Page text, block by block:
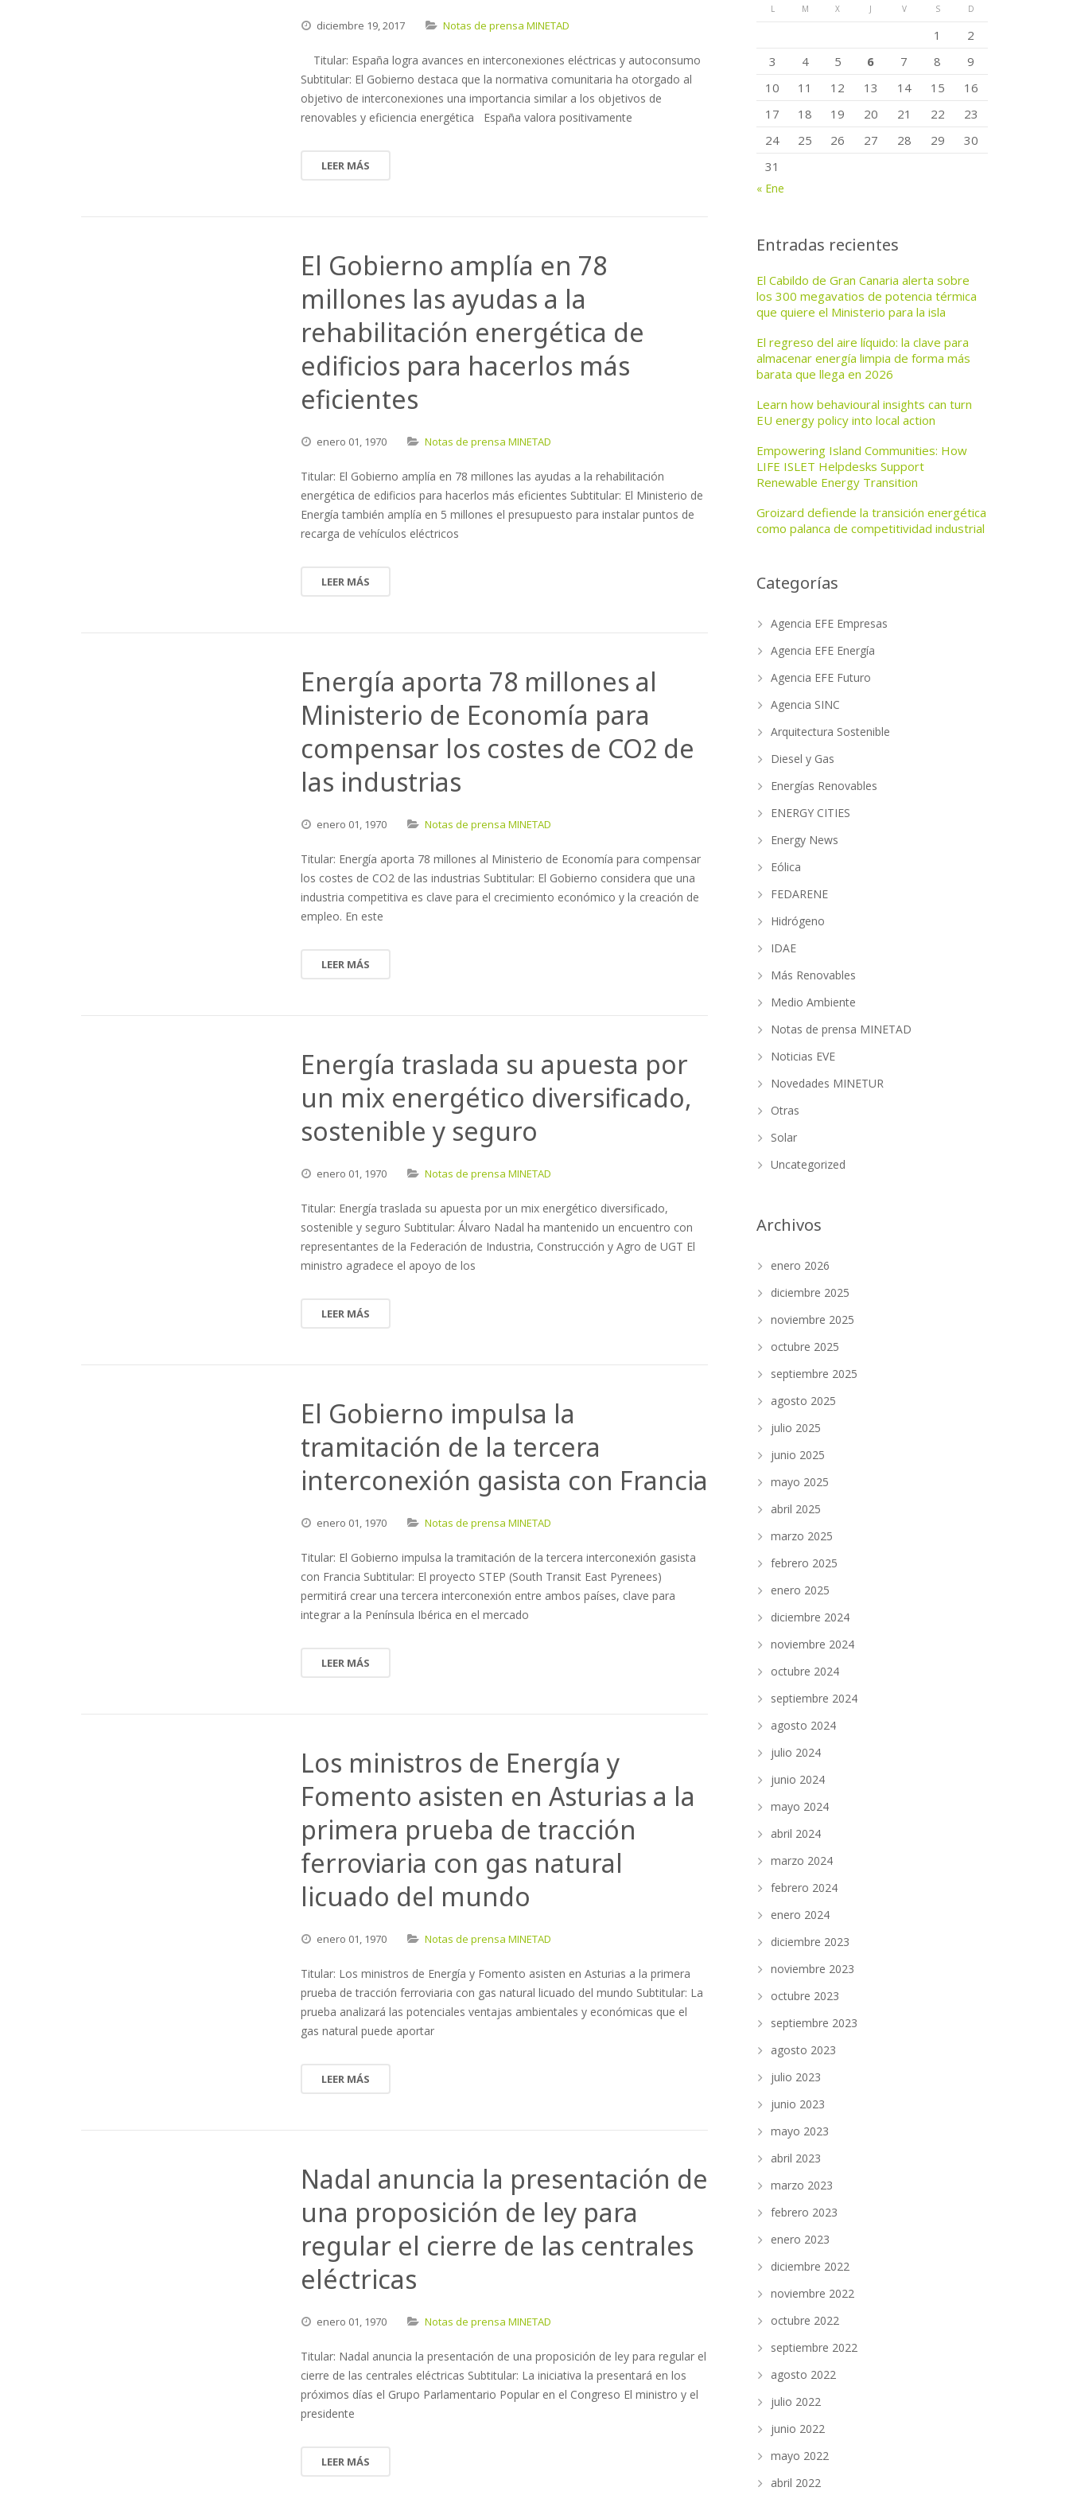
diciembre 19,2017 Notas de prensa MINETAD
Titular: España logra avances en interconexiones eléctricas y autoconsumo
Subtitular: El Gobierno destaca que la normativa comunitaria ha otorgado al
objetivo de interconexiones una importancia similar a los objetivos de
renovables y eficiencia energética España valora positivamente
LEER MÁS
El Gobierno amplía en 78
millones las ayudas a la
rehabilitación energética de
edificios para hacerlos más
eficientes
enero 01, 1970 Notas de prensa MINETAD
Titular: El Gobierno amplía en 78 millones las ayudas a la rehabilitación
energética de edificios para hacerlos más eficientes Subtitular: El Ministerio de
Energía también amplía en 5 millones el presupuesto para instalar puntos de
recarga de vehículos eléctricos
LEER MÁS
Energía aporta 78 millones al
Ministerio de Economía para
compensar los costes de CO2 de
las industrias
enero 01, 1970 Notas de prensa MINETAD
Titular: Energía aporta 78 millones al Ministerio de Economía para compensar
los costes de CO2 de las industrias Subtitular: El Gobierno considera que una
industria competitiva es clave para el crecimiento económico y la creación de
empleo. En este
LEER MÁS
Energía traslada su apuesta por
un mix energético diversificado,
sostenible y seguro
enero 01, 1970 Notas de prensa MINETAD
Titular: Energía traslada su apuesta por un mix energético diversificado,
sostenible y seguro Subtitular: Álvaro Nadal ha mantenido un encuentro con
representantes de la Federación de Industria, Construcción y Agro de UGT El
ministro agradece el apoyo de los
LEER MÁS
El Gobierno impulsa la
tramitación de la tercera
interconexión gasista con Francia
enero 01, 1970 Notas de prensa MINETAD
Titular: El Gobierno impulsa la tramitación de la tercera interconexión gasista
con Francia Subtitular: El proyecto STEP (South Transit East Pyrenees)
permitirá crear una tercera interconexión entre ambos países, clave para
integrar a la Península Ibérica en el mercado
LEER MÁS
Los ministros de Energía y
Fomento asisten en Asturias a la
primera prueba de tracción
ferroviaria con gas natural
licuado del mundo
enero 01, 1970 Notas de prensa MINETAD
Titular: Los ministros de Energía y Fomento asisten en Asturias a la primera
prueba de tracción ferroviaria con gas natural licuado del mundo Subtitular: La
prueba analizará las potenciales ventajas ambientales y económicas que el
gas natural puede aportar
LEER MÁS
Nadal anuncia la presentación de
una proposición de ley para
regular el cierre de las centrales
eléctricas
enero 01, 1970 Notas de prensa MINETAD
Titular: Nadal anuncia la presentación de una proposición de ley para regular el
cierre de las centrales eléctricas Subtitular: La iniciativa la presentará en los
próximos días el Grupo Parlamentario Popular en el Congreso El ministro y el
presidente
LEER MÁS
L M X J V S D
1
2
3
4 5 6 7 8
9
10
11 12 13 14 15
16
17
18 19 20 21 22
23
24
25 26 27 28 29
30
31
« Ene
Entradas recientes
El Cabildo de Gran Canaria alerta sobre
los 300 megavatios de potencia térmica
que quiere el Ministerio para la isla
El regreso del aire líquido: la clave para
almacenar energía limpia de forma más
barata que llega en 2026
Learn how behavioural insights can turn
EU energy policy into local action
Empowering Island Communities: How
LIFE ISLET Helpdesks Support
Renewable Energy Transition
Groizard defiende la transición energética
como palanca de competitividad industrial
Categorías
Agencia EFE Empresas
Agencia EFE Energía
Agencia EFE Futuro
Agencia SINC
Arquitectura Sostenible
Diesel y Gas
Energías Renovables
ENERGY CITIES
Energy News
Eólica
FEDARENE
Hidrógeno
IDAE
Más Renovables
Medio Ambiente
Notas de prensa MINETAD
Noticias EVE
Novedades MINETUR
Otras
Solar
Uncategorized
Archivos
enero 2026
diciembre 2025
noviembre 2025
octubre 2025
septiembre 2025
agosto 2025
julio 2025
junio 2025
mayo 2025
abril 2025
marzo 2025
febrero 2025
enero 2025
diciembre 2024
noviembre 2024
octubre 2024
septiembre 2024
agosto 2024
julio 2024
junio 2024
mayo 2024
abril 2024
marzo 2024
febrero 2024
enero 2024
diciembre 2023
noviembre 2023
octubre 2023
septiembre 2023
agosto 2023
julio 2023
junio 2023
mayo 2023
abril 2023
marzo 2023
febrero 2023
enero 2023
diciembre 2022
noviembre 2022
octubre 2022
septiembre 2022
agosto 2022
julio 2022
junio 2022
mayo 2022
abril 2022